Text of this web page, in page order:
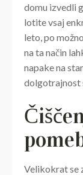
domu izvedli
lotite vsaj
leto, po
na ta način
napake na
dolgotrajnost
Velikokrat se